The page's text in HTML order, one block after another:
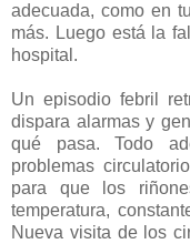
adecuada, como en
más. Luego está la
hospital.
Un episodio febril
dispara alarmas y
qué pasa. Todo
problemas
para que los
temperatura,
Nueva visita de los